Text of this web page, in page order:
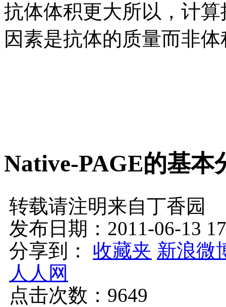
抗体体积更大所以，计
因素是抗体的质量而非体
Native-PAGE的基本
转载请注明来自丁香园
发布日期：2011-06-13
分享到：
收藏夹 新浪微
人人网
点击次数： 9649